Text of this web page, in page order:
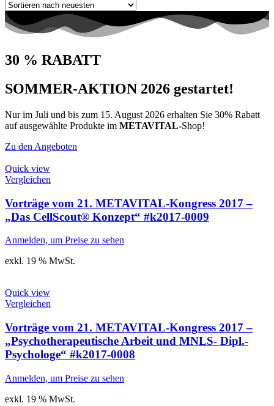
30 % RABATT
SOMMER-AKTION 2026 gestartet!
Nur im Juli und bis zum 15. August 2026 erhalten Sie 30% Rabatt
auf ausgewählte Produkte im METAVITAL-Shop!
Zu den Angeboten
Quick view
Vergleichen
Vorträge vom 21. METAVITAL-Kongress 2017 –
„Das CellScout® Konzept“ #k2017-0009
Anmelden, um Preise zu sehen
exkl. 19 % MwSt.
Quick view
Vergleichen
Vorträge vom 21. METAVITAL-Kongress 2017 –
„Psychotherapeutische Arbeit und MNLS- Dipl.-
Psychologe“ #k2017-0008
Anmelden, um Preise zu sehen
exkl. 19 % MwSt.